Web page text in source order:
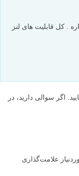
. کل قابلیت های لنز
اگر سوالی دارید، در
علامت‌گذاری